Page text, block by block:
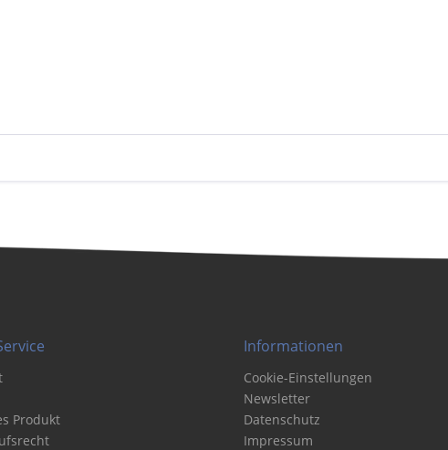
Produkt
Informationen
Cookie-Einstellungen
Newsletter
Datenschutz
Impressum